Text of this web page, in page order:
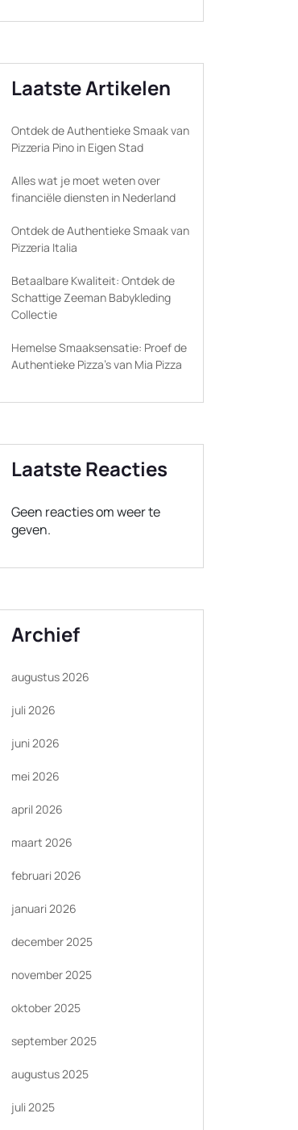
Laatste Artikelen
Ontdek de Authentieke Smaak van
Pizzeria Pino in Eigen Stad
Alles wat je moet weten over
financiële diensten in Nederland
Ontdek de Authentieke Smaak van
Pizzeria Italia
Betaalbare Kwaliteit: Ontdek de
Schattige Zeeman Babykleding
Collectie
Hemelse Smaaksensatie: Proef de
Authentieke Pizza’s van Mia Pizza
Laatste Reacties
Geen reacties om weer te
geven.
Archief
augustus 2026
juli 2026
juni 2026
mei 2026
april 2026
maart 2026
februari 2026
januari 2026
december 2025
november 2025
oktober 2025
september 2025
augustus 2025
juli 2025